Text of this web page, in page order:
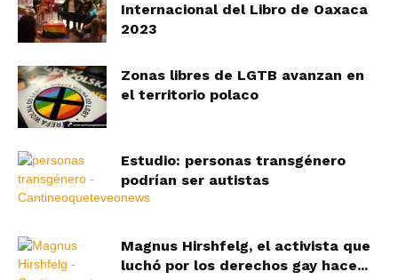
Internacional del Libro de Oaxaca
2023
Zonas libres de LGTB avanzan en
el territorio polaco
Estudio: personas transgénero
podrían ser autistas
Magnus Hirshfelg, el activista que
luchó por los derechos gay hace...